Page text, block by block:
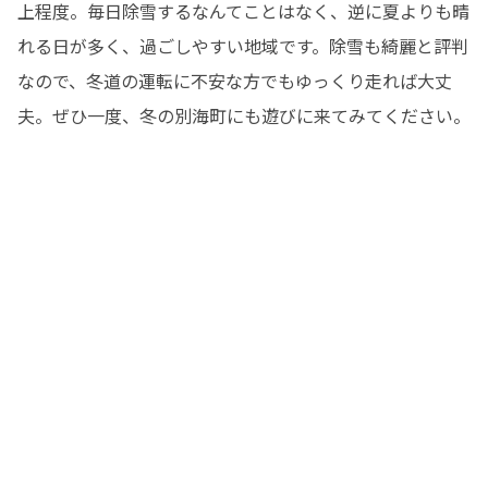
上程度。毎日除雪するなんてことはなく、逆に夏よりも晴
れる日が多く、過ごしやすい地域です。除雪も綺麗と評判
なので、冬道の運転に不安な方でもゆっくり走れば大丈
夫。ぜひ一度、冬の別海町にも遊びに来てみてください。